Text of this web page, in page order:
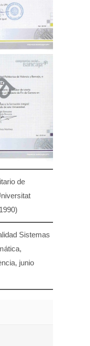
de
Sistemas
junio